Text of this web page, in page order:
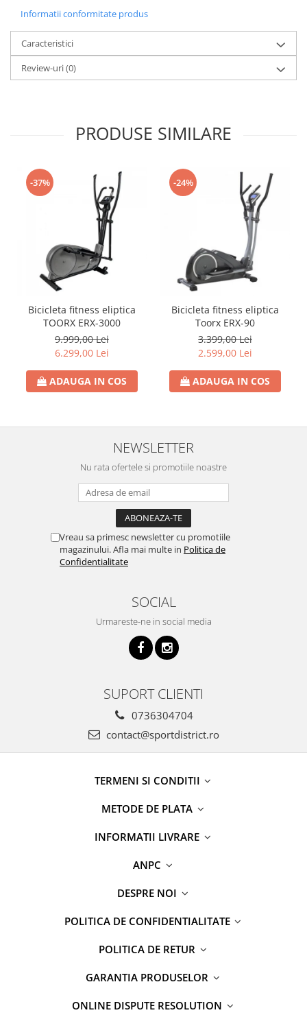
Informatii conformitate produs
Caracteristici
Review-uri(0)
PRODUSE SIMILARE
-37%
Bicicleta fitness eliptica
TOORX ERX-3000
9.999,00 Lei
6.299,00 Lei
ADAUGA IN COS
-24%
Bicicleta fitness eliptica
Toorx ERX-90
3.399,00 Lei
2.599,00 Lei
ADAUGA IN COS
NEWSLETTER
Nu rata ofertele si promotiile noastre
Vreau sa primesc newsletter cu promotiile
magazinului. Afla mai multe in Politica de
Confidentialitate
SOCIAL
Urmareste-ne in social media
SUPORT CLIENTI
0736304704
contact@sportdistrict.ro
TERMENI SI CONDITII
METODE DE PLATA
INFORMATII LIVRARE
ANPC
DESPRE NOI
POLITICA DE CONFIDENTIALITATE
POLITICA DE RETUR
GARANTIA PRODUSELOR
ONLINE DISPUTE RESOLUTION